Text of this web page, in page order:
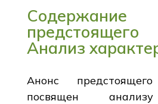
Содержание
Анализ
Анонс
посвящен